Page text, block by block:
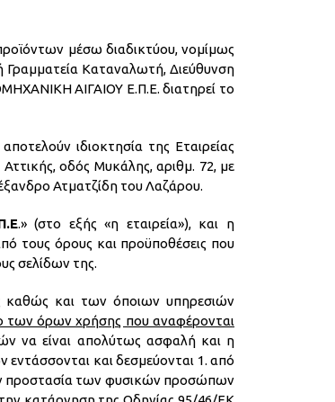
μέσω διαδικτύου, νομίμως
Καταναλωτή, Διεύθυνση
ΑΙΓΑΙΟΥ Ε.Π.Ε. διατηρεί το
ιδιοκτησία της Εταιρείας
Αττικής, οδός Μυκάλης, αριθμ. 72, με
Ατματζίδη του Λαζάρου.
.» (στο εξής «η εταιρεία»), και η
τους όρους και προϋποθέσεις που
σελίδων της.
καθώς και των όποιων υπηρεσιών
των όρων χρήσης που αναφέρονται
να είναι απολύτως ασφαλή και η
και δεσμεύονται 1. από
προστασία των φυσικών προσώπων